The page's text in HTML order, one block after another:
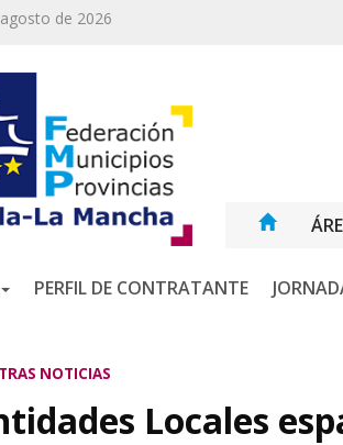
de 2026
PERFIL DE CONTRATANTE
NOTICIAS
Locales